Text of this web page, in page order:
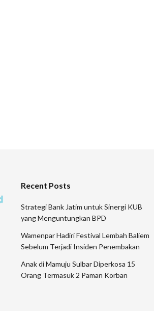
Recent Posts
Strategi Bank Jatim untuk Sinergi KUB
yang Menguntungkan BPD
Wamenpar Hadiri Festival Lembah Baliem
Sebelum Terjadi Insiden Penembakan
Anak di Mamuju Sulbar Diperkosa 15
Orang Termasuk 2 Paman Korban